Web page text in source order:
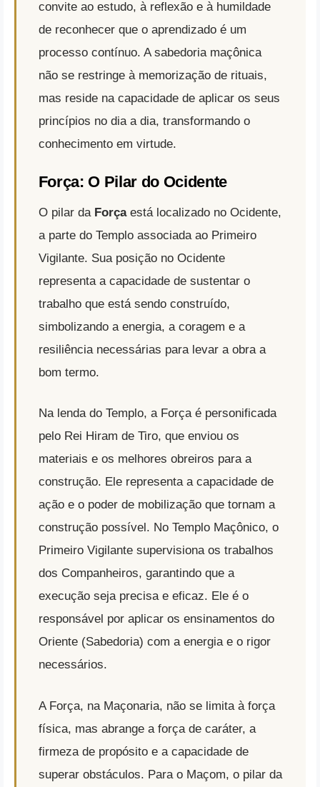
convite ao estudo, à reflexão e à humildade
de reconhecer que o aprendizado é um
processo contínuo. A sabedoria maçônica
não se restringe à memorização de rituais,
mas reside na capacidade de aplicar os seus
princípios no dia a dia, transformando o
conhecimento em virtude.
Força: O Pilar do Ocidente
O pilar da Forçaestá localizado no Ocidente,
a parte do Templo associada ao Primeiro
Vigilante. Sua posição no Ocidente
representa a capacidade de sustentar o
trabalho que está sendo construído,
simbolizando a energia, a coragem e a
resiliência necessárias para levar a obra a
bom termo.
Na lenda do Templo, a Força é personificada
pelo Rei Hiram de Tiro, que enviou os
materiais e os melhores obreiros para a
construção. Ele representa a capacidade de
ação e o poder de mobilização que tornam a
construção possível. No Templo Maçônico, o
Primeiro Vigilante supervisiona os trabalhos
dos Companheiros, garantindo que a
execução seja precisa e eficaz. Ele é o
responsável por aplicar os ensinamentos do
Oriente (Sabedoria) com a energia e o rigor
necessários.
A Força, na Maçonaria, não se limita à força
física, mas abrange a força de caráter, a
firmeza de propósito e a capacidade de
superar obstáculos. Para o Maçom, o pilar da